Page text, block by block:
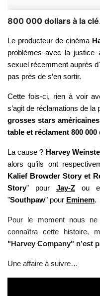
800 000 dollars à la
Le producteur de cinéma
problèmes avec la justice
sexuel récemment auprès
pas près de s’en sortir.
Cette fois-ci, rien à voir
s’agit de réclamations de la
grosses stars
table et réclament 800
La cause ? Harvey
alors qu’ils ont
Kalief Browder Story et
Story" pour Jay-Zou
"Southpaw" pour Eminem.
Pour le moment nous
connaîtra cette histoire,
"Harvey Company" n’est
Une affaire à suivre…